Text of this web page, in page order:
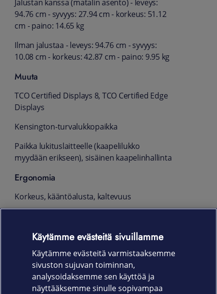
Jalustan kanssa (matalin asento) - leveys:
94.76 cm - syvyys: 27.94 cm - korkeus: 51.12
cm - paino: 14.65 kg
Ilman jalustaa - leveys: 94.76 cm - syvyys:
10.08 cm - korkeus: 42.87 cm - paino: 9.95 kg
Muuta
TCO Certified Displays 8, TCO Certified Edge
Displays
Kensington-turvalukkopaikka
Paikka lukituslaitteelle (kaapelilukko
myydään erikseen), sisäinen kaapelinhallinta
Ergonomia
Korkeus, kääntöalusta, kaltevuus
178° (pystysuunta), tyypillinen
178° (vaakasuunta), tyypillinen
Takuu
Käytämme evästeitä sivuillamme
Käytämme evästeitä varmistaaksemme
sivuston sujuvan toiminnan,
analysoidaksemme sen käyttöä ja
näyttääksemme sinulle sopivampaa